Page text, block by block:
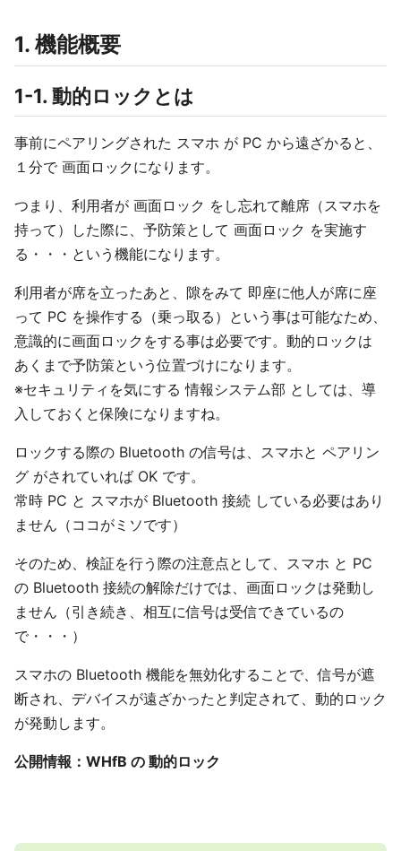
1. 機能概要
1-1. 動的ロックとは
事前にペアリングされた スマホ が PC から遠ざかると、
１分で 画面ロックになります。
つまり、利用者が 画面ロック をし忘れて離席（スマホを
持って）した際に、予防策として 画面ロック を実施す
る・・・という機能になります。
利用者が席を立ったあと、隙をみて 即座に他人が席に座
って PC を操作する（乗っ取る）という事は可能なため、
意識的に画面ロックをする事は必要です。動的ロックは
あくまで予防策という位置づけになります。
※セキュリティを気にする 情報システム部 としては、導
入しておくと保険になりますね。
ロックする際の Bluetooth の信号は、スマホと ペアリン
グ がされていれば OK です。
常時 PC と スマホが Bluetooth 接続 している必要はあり
ません（ココがミソです）
そのため、検証を行う際の注意点として、スマホ と PC
の Bluetooth 接続の解除だけでは、画面ロックは発動し
ません（引き続き、相互に信号は受信できているの
で・・・）
スマホの Bluetooth 機能を無効化することで、信号が遮
断され、デバイスが遠ざかったと判定されて、動的ロック
が発動します。
公開情報：WHfB の 動的ロック